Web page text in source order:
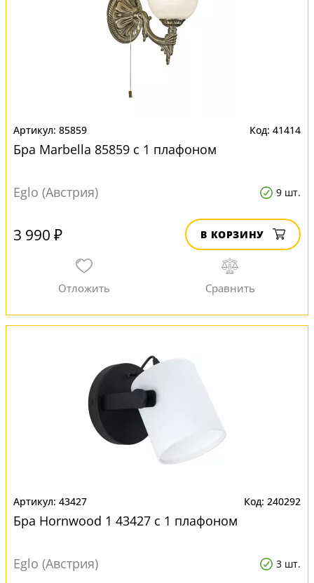
85859 41414
Бра Marbella 85859 с 1 плафоном
Eglo (Австрия) 9 шт.
3 990 ₽ В КОРЗИНУ
43427 240292
Бра Hornwood 1 43427 с 1 плафоном
Eglo (Австрия) 3 шт.